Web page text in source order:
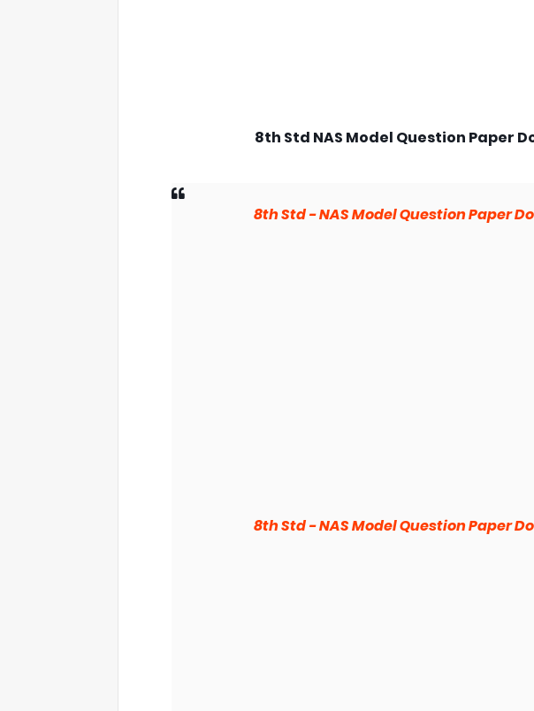
8th Std NAS Model Question Paper
8th Std - NAS Model Question Paper
8th Std - NAS Model Question Paper